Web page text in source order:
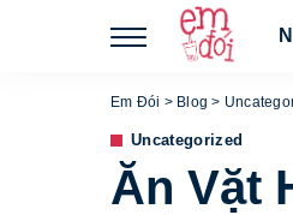
Em Đói > Blog >
Uncategorized
Ăn Vặt